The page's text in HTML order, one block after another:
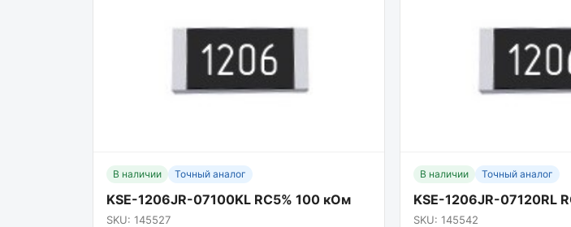
В наличии Точный аналог
KSE-1206JR-07100KL RC5% 100 кОм
SKU: 145527
В наличии Точный аналог
KSE-1206JR-07120RL
SKU: 145542